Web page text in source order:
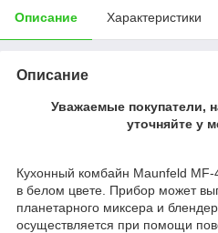
Описание Характеристики
Описание
Уважаемые покупатели,
уточняйте у
Кухонный комбайн Maunfeld
в белом цвете. Прибор может
планетарного миксера и
осуществляется при помощи